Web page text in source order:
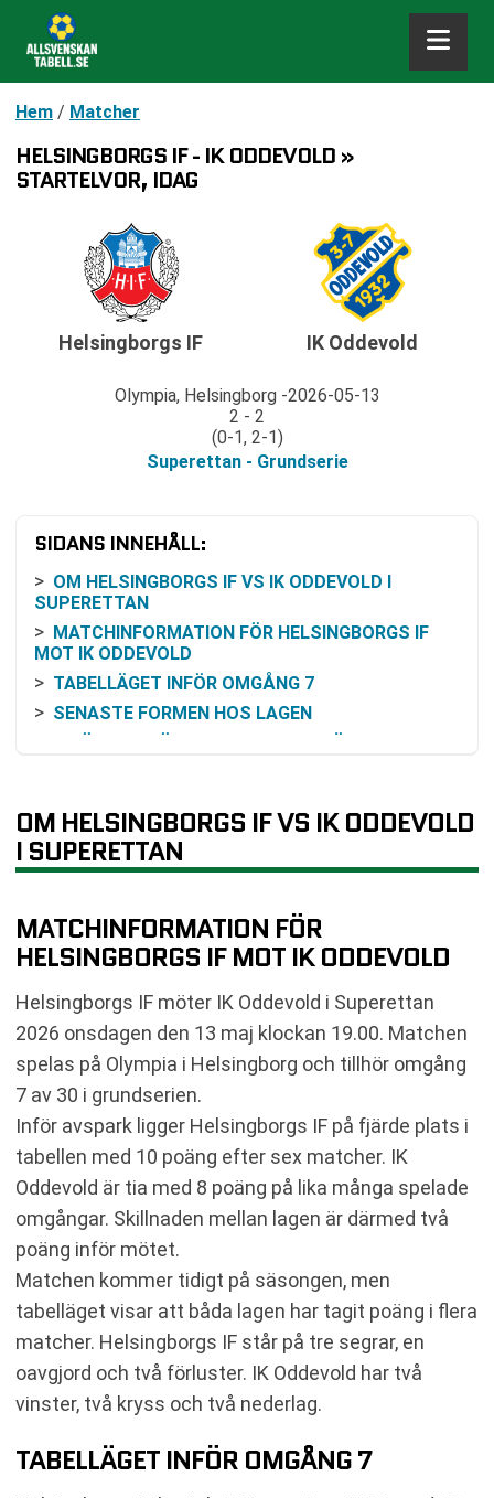
Hem / Matcher
HELSINGBORGS IF - IK ODDEVOLD »
STARTELVOR, IDAG
Helsingborgs IF
Olympia, Helsingborg 2026-05-13
2 - 2
(0-1, 2-1)
Superettan - Grundserie
IK Oddevold
SIDANS INNEHÅLL:
OM HELSINGBORGS IF VS IK ODDEVOLD I
SUPERETTAN
MATCHINFORMATION FÖR HELSINGBORGS IF
MOT IK ODDEVOLD
TABELLÄGET INFÖR OMGÅNG 7
SENASTE FORMEN HOS LAGEN
PRAKTISK LÄSNING INFÖR AVSPARK
VANLIGA FRÅGOR OM HELSINGBORGS IF VS IK
RELATERADE NYHETER
OM HELSINGBORGS IF VS IK ODDEVOLD
I SUPERETTAN
MATCHINFORMATION FÖR
HELSINGBORGS IF MOT IK ODDEVOLD
Helsingborgs IF möter IK Oddevold i Superettan
2026 onsdagen den 13 maj klockan 19.00. Matchen
spelas på Olympia i Helsingborg och tillhör omgång
7 av 30 i grundserien.
Inför avspark ligger Helsingborgs IF på fjärde plats i
tabellen med 10 poäng efter sex matcher. IK
Oddevold är tia med 8 poäng på lika många spelade
omgångar. Skillnaden mellan lagen är därmed två
poäng inför mötet.
Matchen kommer tidigt på säsongen, men
tabelläget visar att båda lagen har tagit poäng i flera
matcher. Helsingborgs IF står på tre segrar, en
oavgjord och två förluster. IK Oddevold har två
vinster, två kryss och två nederlag.
TABELLÄGET INFÖR OMGÅNG 7